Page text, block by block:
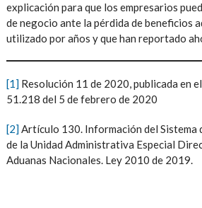
explicación para que los empresarios
de negocio ante la pérdida de beneficios
utilizado por años y que han reportado
[1] Resolución 11 de 2020, publicada en
51.218 del 5 de febrero de 2020
[2] Artículo 130. Información del Sistema
de la Unidad Administrativa Especial
Aduanas Nacionales. Ley 2010 de 2019.